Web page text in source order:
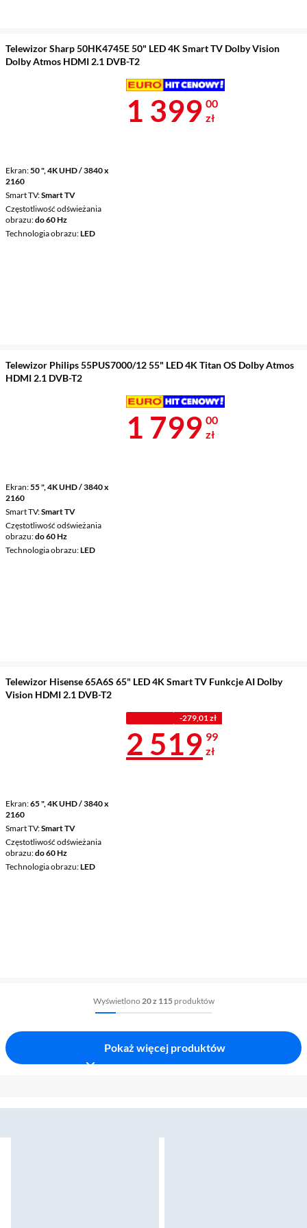
Telewizor Sharp 50HK4745E 50" LED 4K Smart TV Dolby Vision
Dolby Atmos HDMI 2.1 DVB-T2
Ekran 50 ", 4K UHD / 3840 x
2160
Smart TV Smart TV
Częstotliwość odświeżania
obrazu do 60 Hz
Technologia obrazu LED
Cena 1 399 zł
1 399 00
zł
Telewizor Philips 55PUS7000/12 55" LED 4K Titan OS Dolby Atmos
HDMI 2.1 DVB-T2
Ekran 55 ", 4K UHD / 3840 x
2160
Smart TV Smart TV
Częstotliwość odświeżania
obrazu do 60 Hz
Technologia obrazu LED
Cena 1 799 zł
1 799 00
zł
Telewizor Hisense 65A6S 65" LED 4K Smart TV Funkcje AI Dolby
Vision HDMI 2.1 DVB-T2
Ekran 65 ", 4K UHD / 3840 x
2160
Smart TV Smart TV
Częstotliwość odświeżania
obrazu do 60 Hz
Technologia obrazu LED
-279,01 zł
Cena 2
2 519 99
zł
Wyświetlono 20 z 115 produktów
Pokaż więcej produktów